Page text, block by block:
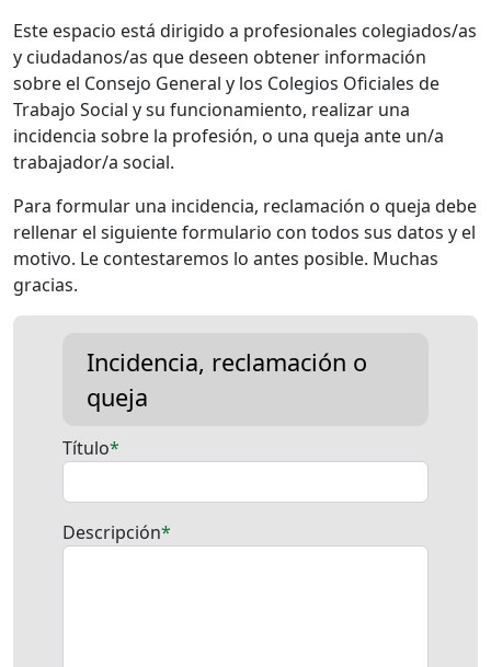
Este espacio está dirigido a profesionales colegiados/as
y ciudadanos/as que deseen obtener información
sobre el Consejo General y los Colegios Oficiales de
Trabajo Social y su funcionamiento, realizar una
incidencia sobre la profesión, o una queja ante un/a
trabajador/a social.
Para formular una incidencia, reclamación o queja debe
rellenar el siguiente formulario con todos sus datos y el
motivo. Le contestaremos lo antes posible. Muchas
gracias.
Incidencia, reclamación o
queja
Título
Descripción